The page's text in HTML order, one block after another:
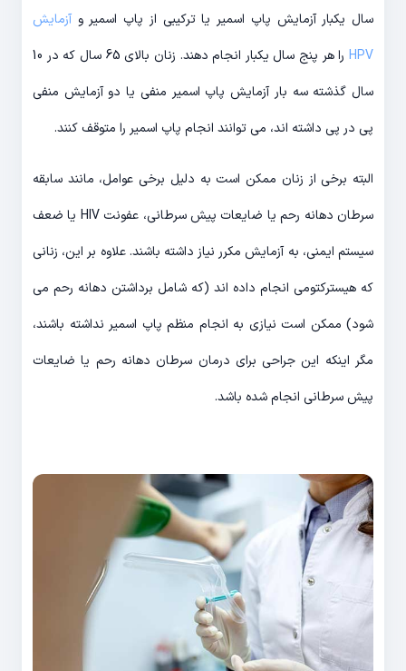
سال یکبار آزمایش پاپ اسمیر یا ترکیبی از پاپ اسمیر و آزمایش
HPV
را هر پنج سال یکبار انجام دهند. زنان بالای 65 سال که در 10
سال گذشته سه بار آزمایش پاپ اسمیر منفی یا دو آزمایش منفی
پی در پی داشته اند، می توانند انجام پاپ اسمیر را متوقف کنند.
البته برخی از زنان ممکن است به دلیل برخی عوامل، مانند سابقه
سرطان دهانه رحم یا ضایعات پیش سرطانی، عفونت HIV یا ضعف
سیستم ایمنی، به آزمایش مکرر نیاز داشته باشند. علاوه بر این، زنانی
که هیسترکتومی انجام داده اند (که شامل برداشتن دهانه رحم می
شود) ممکن است نیازی به انجام منظم پاپ اسمیر نداشته باشند،
مگر اینکه این جراحی برای درمان سرطان دهانه رحم یا ضایعات
پیش سرطانی انجام شده باشد.